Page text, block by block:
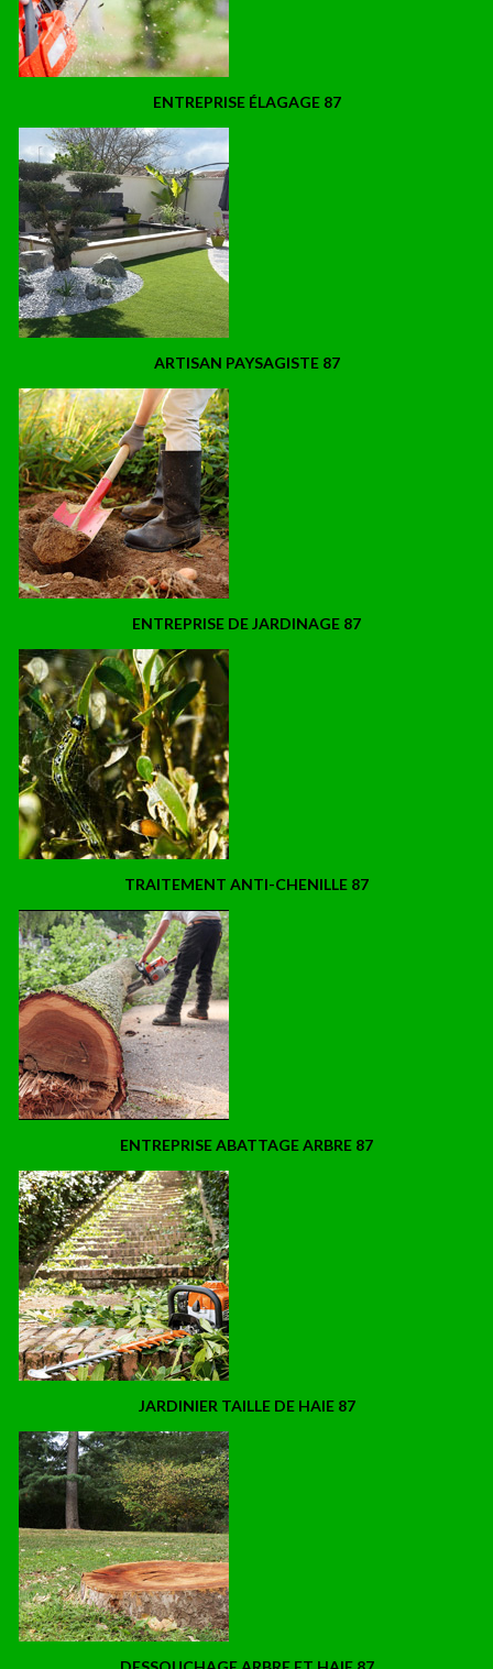
ENTREPRISE ÉLAGAGE 87
ARTISAN PAYSAGISTE 87
ENTREPRISE DE JARDINAGE 87
TRAITEMENT ANTI-CHENILLE 87
ENTREPRISE ABATTAGE ARBRE 87
JARDINIER TAILLE DE HAIE 87